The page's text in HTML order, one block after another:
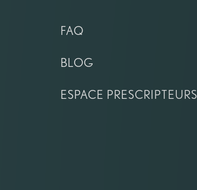
FAQ
BLOG
ESPACE PRESCRIPTEURS